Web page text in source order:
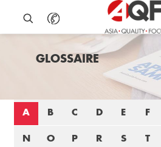
GLOSSAIRE
A B C D E F
N O P R S T